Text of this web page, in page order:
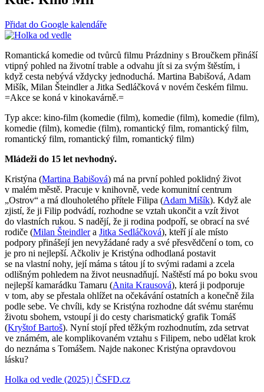
Přidat do Google kalendáře
Romantická komedie od tvůrců filmu Prázdniny s Broučkem přináší
vtipný pohled na životní trable a odvahu jít si za svým štěstím, i
když cesta nebývá vždycky jednoduchá. Martina Babišová, Adam
Mišík, Milan Šteindler a Jitka Sedláčková v novém českém filmu.
=Akce se koná v kinokavárně.=
Typ akce: kino-film (komedie (film), komedie (film), komedie (film),
komedie (film), komedie (film), romantický film, romantický film,
romantický film, romantický film, romantický film)
Mládeži do 15 let nevhodný.
Kristýna (Martina Babišová) má na první pohled poklidný život
v malém městě. Pracuje v knihovně, vede komunitní centrum
„Ostrov“ a má dlouholetého přítele Filipa (Adam Mišík). Když ale
zjistí, že ji Filip podvádí, rozhodne se vztah ukončit a vzít život
do vlastních rukou. S nadějí, že ji rodina podpoří, se obrací na své
rodiče (Milan Šteindlera Jitka Sedláčková), kteří jí ale místo
podpory přinášejí jen nevyžádané rady a své přesvědčení o tom, co
je pro ni nejlepší. Ačkoliv je Kristýna odhodlaná postavit
se na vlastní nohy, její máma s tátou jí to svými radami a zcela
odlišným pohledem na život neusnadňují. Naštěstí má po boku svou
nejlepší kamarádku Tamaru (Anita Krausová), která ji podporuje
v tom, aby se přestala ohlížet na očekávání ostatních a konečně žila
podle sebe. Ve chvíli, kdy se Kristýna rozhodne dát svému starému
životu sbohem, vstoupí ji do cesty charismatický grafik Tomáš
(Kryštof Bartoš). Nyní stojí před těžkým rozhodnutím, zda setrvat
ve známém, ale komplikovaném vztahu s Filipem, nebo udělat krok
do neznáma s Tomášem. Najde nakonec Kristýna opravdovou
lásku?
Holka od vedle (2025) | ČSFD.cz